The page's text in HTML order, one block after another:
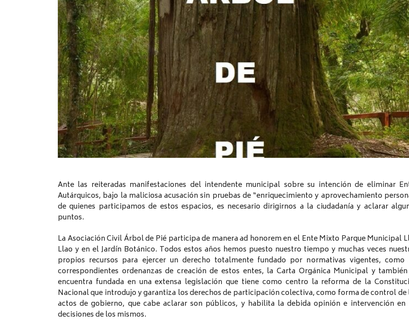
Ante las reiteradas manifestaciones del intendente municipal sobre su intención de eliminar
Autárquicos, bajo la maliciosa acusación sin pruebas de “enriquecimiento y aprovechamiento
de quienes participamos de estos espacios, es necesario dirigirnos a la ciudadanía y aclarar
puntos.
La Asociación Civil Árbol de Pié participa de manera ad honorem en el Ente Mixto Parque Municipal
Llao y en el Jardín Botánico. Todos estos años hemos puesto nuestro tiempo y muchas veces
propios recursos para ejercer un derecho totalmente fundado por normativas vigentes, como
correspondientes ordenanzas de creación de estos entes, la Carta Orgánica Municipal y
encuentra fundada en una extensa legislación que tiene como centro la reforma de la
Nacional que introdujo y garantiza los derechos de participación colectiva, como forma de control de
actos de gobierno, que cabe aclarar son públicos, y habilita la debida opinión e intervención en
decisiones de los mismos.